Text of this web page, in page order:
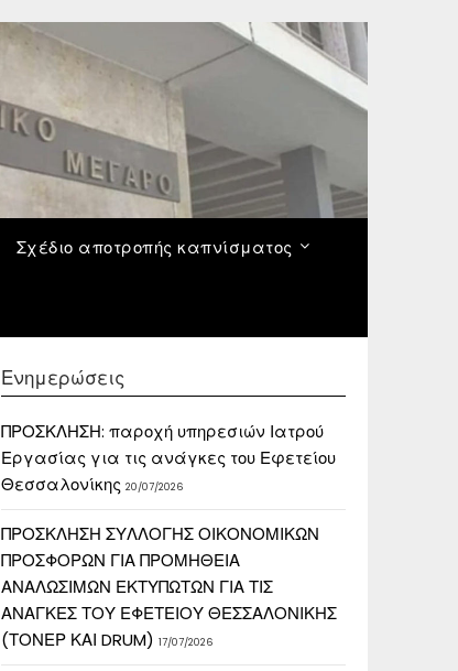
Σχέδιο αποτροπής καπνίσματος
Ενημερώσεις
ΠΡΟΣΚΛΗΣΗ: παροχή υπηρεσιών Ιατρού
Εργασίας για τις ανάγκες του Εφετείου
Θεσσαλονίκης 20/07/2026
ΠΡΟΣΚΛΗΣΗ ΣΥΛΛΟΓΗΣ ΟΙΚΟΝΟΜΙΚΩΝ
ΠΡΟΣΦΟΡΩΝ ΓΙΑ ΠΡΟΜΗΘΕΙΑ
ΑΝΑΛΩΣΙΜΩΝ ΕΚΤΥΠΩΤΩΝ ΓΙΑ ΤΙΣ
ΑΝΑΓΚΕΣ ΤΟΥ ΕΦΕΤΕΙΟΥ ΘΕΣΣΑΛΟΝΙΚΗΣ
(ΤΟΝΕΡ ΚΑΙ DRUM) 17/07/2026